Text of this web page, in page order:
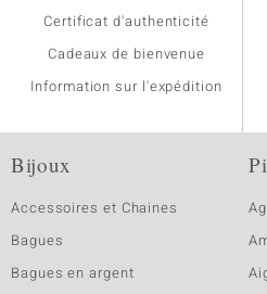
Certificat d'authenticité
Cadeaux de bienvenue
Information sur l'expédition
Bijoux
Accessoires et Chaines
Bagues
Bagues en argent